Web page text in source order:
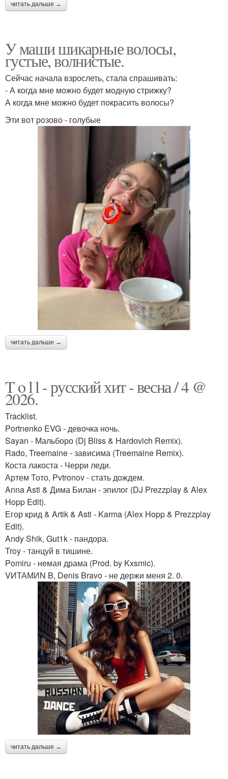
читать дальше →
У маши шикарные волосы,
густые, волнистые.
Сейчас начала взрослеть, стала спрашивать:
- А когда мне можно будет модную стрижку?
А когда мне можно будет покрасить волосы?
Эти вот розово - голубые
читать дальше →
T o l l - русский хит - весна / 4 @
2026.
Tracklist.
Portnenko EVG - девочка ночь.
Sayan - Мальборо (Dj Bliss & Hardovich Remix).
Rado, Treemaine - зависима (Treemaine Remix).
Коста лакоста - Черри леди.
Артем Тото, Pvtronov - стать дождем.
Anna Asti & Дима Билан - эпилог (DJ Prezzplay & Alex
Hopp Edit).
Егор крид & Artik & Asti - Karma (Alex Hopp & Prezzplay
Edit).
Andy Shik, Gut1k - пандора.
Troy - танцуй в тишине.
Pomiru - немая драма (Prod. by Kxsmic).
VИТАМИN B, Denis Bravo - не держи меня 2. 0.
читать дальше →